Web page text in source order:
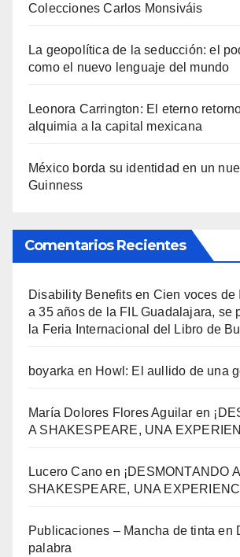
Colecciones Carlos Monsiváis
La geopolítica de la seducción: el
como el nuevo lenguaje del mundo
Leonora Carrington: El eterno
alquimia a la capital mexicana
México borda su identidad en un
Guinness
Comentarios Recientes
Disability Benefitsen Cien voces de
a 35 años de la FIL Guadalajara, se
la Feria Internacional del Libro de
boyarka en Howl: El aullido de una
María Dolores Flores Aguilar en
A SHAKESPEARE, UNA
Lucero Cano en ¡DESMONTANDO A
SHAKESPEARE, UNA
Publicaciones – Mancha de tinta en
palabra